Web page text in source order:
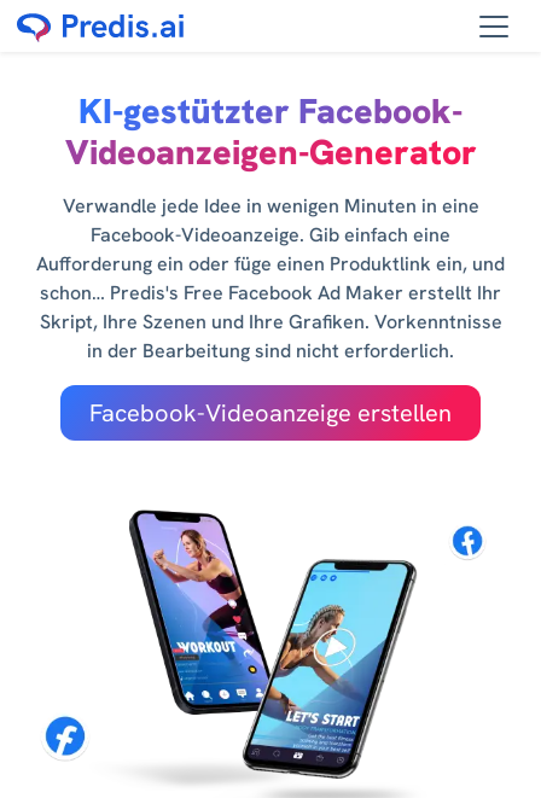
KI-gestützter Facebook-
Videoanzeigen-Generator
Verwandle jede Idee in wenigen Minuten in eine
Facebook-Videoanzeige. Gib einfach eine
Aufforderung ein oder füge einen Produktlink ein, und
schon… Predis's Free Facebook Ad Maker erstellt Ihr
Skript, Ihre Szenen und Ihre Grafiken. Vorkenntnisse
in der Bearbeitung sind nicht erforderlich.
Facebook-Videoanzeige erstellen